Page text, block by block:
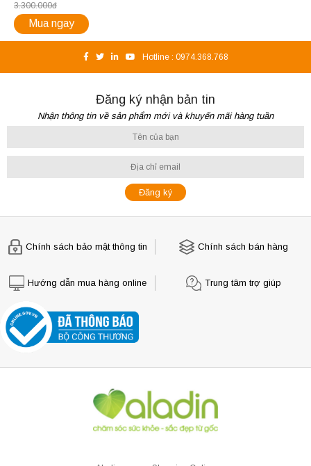
3.300.000đ
Mua ngay
Hotline : 0974.368.768
Đăng ký nhận bản tin
Nhận thông tin về sản phẩm mới và khuyến mãi hàng tuần
Chính sách bảo mật thông tin Chính sách bán hàng
Hướng dẫn mua hàng online Trung tâm trợ giúp